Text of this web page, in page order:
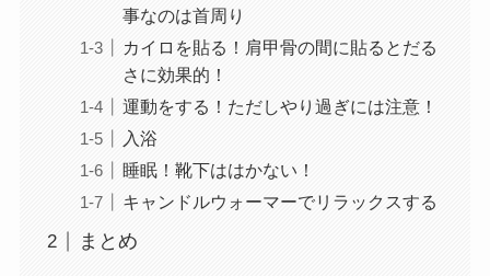
事なのは首周り
カイロを貼る！肩甲骨の間に貼るとだる
さに効果的！
運動をする！ただしやり過ぎには注意！
入浴
睡眠！靴下ははかない！
キャンドルウォーマーでリラックスする
まとめ